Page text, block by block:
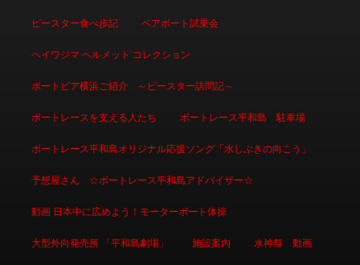
ピースター食べ歩記 ペアボート試乗会
ヘイワジマ ヘルメット コレクション
ボートピア横浜ご紹介 ～ピースター訪問記～
ボートレースを支える人たち ボートレース平和島 駐車場
ボートレース平和島オリジナル応援ソング「水しぶきの向こう」
予想屋さん ☆ボートレース平和島アドバイザー☆
動画 日本中に広めよう！モーターボート体操
大型外向発売所 「平和島劇場」 施設案内 水神祭 動画